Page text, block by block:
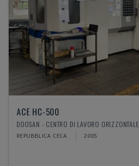
ACE HC-500
DOOSAN - CENTRO DI LAVORO ORIZZONTALE
REPUBBLICA CECA 2005